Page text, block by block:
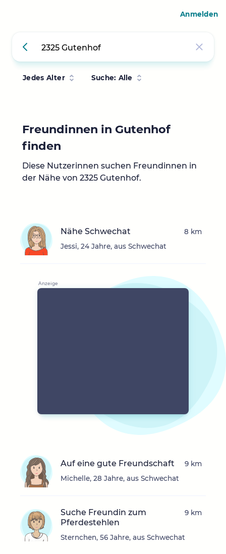
Jedes Alter Suche: Alle
Freundinnen in Gutenhof
finden
Diese Nutzerinnen suchen Freundinnen in
der Nähe von 2325 Gutenhof.
Nähe Schwechat
Jessi, 24 Jahre, aus Schwechat
8 km
Auf eine gute Freundschaft
Michelle, 28 Jahre, aus Schwechat
9 km
Suche Freundin zum
Pferdestehlen
Sternchen, 56 Jahre, aus Schwechat
9 km
Anmelden